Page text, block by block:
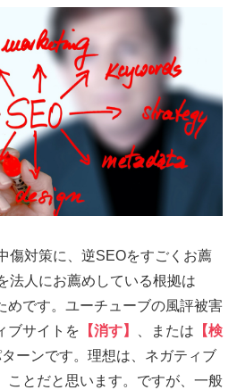
傷対策に、逆SEOをすごくお薦
法人にお薦めしている根拠は
めです。ユーチューブの風評被害
ブサイトを 【消す】 、または 【検
ーンです。理想は、ネガティブ
ことだと思います。ですが、一般